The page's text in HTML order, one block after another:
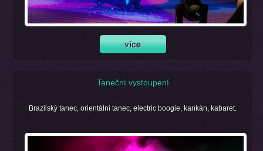
Taneční vystoupení
Brazilský tanec, orientální tanec, electric boogie, kankán, kabaret.